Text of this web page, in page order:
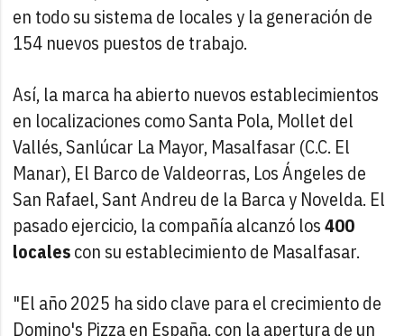
en todo su sistema de locales y la generación de
154 nuevos puestos de trabajo.
Así, la marca ha abierto nuevos establecimientos
en localizaciones como Santa Pola, Mollet del
Vallés, Sanlúcar La Mayor, Masalfasar (C.C. El
Manar), El Barco de Valdeorras, Los Ángeles de
San Rafael, Sant Andreu de la Barca y Novelda. El
pasado ejercicio, la compañía alcanzó los400
localescon su establecimiento de Masalfasar.
"El año 2025 ha sido clave para el crecimiento de
Domino's Pizza en España, con la apertura de un